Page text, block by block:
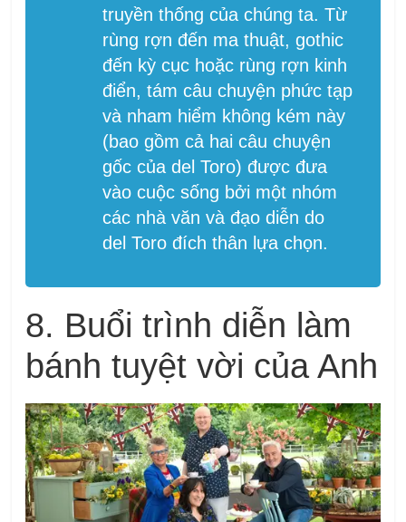
truyền thống của chúng ta. Từ
rùng rợn đến ma thuật, gothic
đến kỳ cục hoặc rùng rợn kinh
điển, tám câu chuyện phức tạp
và nham hiểm không kém này
(bao gồm cả hai câu chuyện
gốc của del Toro) được đưa
vào cuộc sống bởi một nhóm
các nhà văn và đạo diễn do
del Toro đích thân lựa chọn.
8. Buổi trình diễn làm
bánh tuyệt vời của Anh